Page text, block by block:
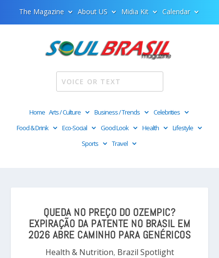
The Magazine About US Midia Kit Calendar
Home Arts / Culture Business / Trends
Celebrities
Food & Drink
Eco-Social Good Look Health
Lifestyle
Sports
Travel
QUEDA NO PREÇO DO OZEMPIC?
EXPIRAÇÃO DA PATENTE NO BRASIL EM
2026 ABRE CAMINHO PARA GENÉRICOS
Health & Nutrition, Brazil Spotlight